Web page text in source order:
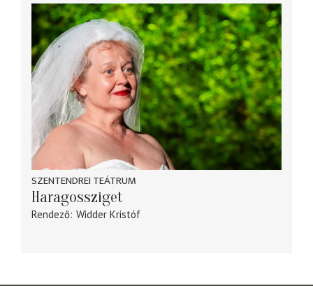
SZENTENDREI TEÁTRUM
Haragossziget
Rendező Widder Kristóf